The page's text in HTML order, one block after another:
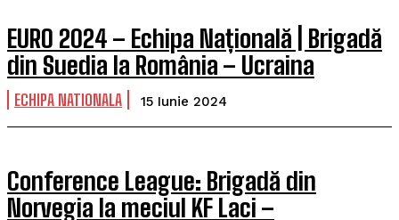
EURO 2024 – Echipa Națională | Brigadă
din Suedia la România – Ucraina
ECHIPA NATIONALA 15 Iunie 2024
Conference League: Brigadă din
Norvegia la meciul KF Laci –